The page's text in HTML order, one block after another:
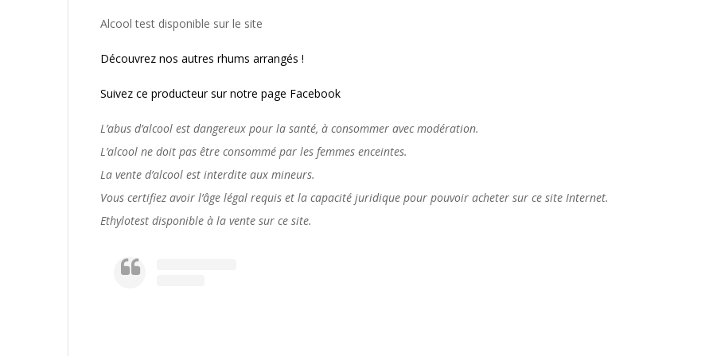
Alcool test disponible sur le site
Découvrez nos autres rhums arrangés !
Suivez ce producteur sur notre page Facebook
L’abus d’alcool est dangereux pour la santé, à consommer avec modération.
L’alcool ne doit pas être consommé par les femmes enceintes.
La vente d’alcool est interdite aux mineurs.
Vous certifiez avoir l’âge légal requis et la capacité juridique pour pouvoir acheter sur ce site Internet.
Ethylotest disponible à la vente sur ce site.